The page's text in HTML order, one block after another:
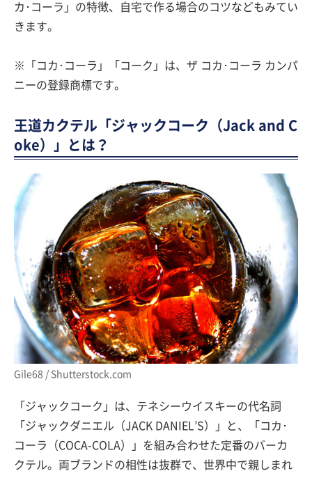
カ･コーラ」の特徴、自宅で作る場合のコツなどもみてい
きます。
※「コカ･コーラ」「コーク」は、ザ コカ･コーラ カンパ
ニーの登録商標です。
王道カクテル「ジャックコーク（Jack and C
oke）」とは？
Gile68 / Shutterstock.com
「ジャックコーク」は、テネシーウイスキーの代名詞
「ジャックダニエル（JACK DANIEL’S）」と、「コカ･
コーラ（COCA-COLA）」を組み合わせた定番のバーカ
クテル。両ブランドの相性は抜群で、世界中で親しまれ